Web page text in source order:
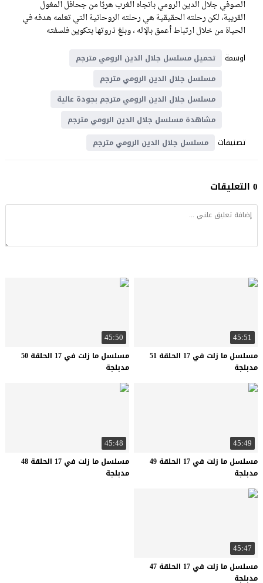
الصوفي جلال الدين الرومي باتجاه الغرب هربًا من جحافل المغول
القريبة، لكن رحلته الحقيقية هي رحلته الروحانية التي تعلمه هدفه في
الحياة من خلال ارتباط أعمق بالإله ، وبلغ ذروتها بتكوين فلسفته
اوسمة
تحميل مسلسل جلال الدين الرومي مترجم
مسلسل جلال الدين الرومي مترجم
مسلسل جلال الدين الرومي مترجم بجودة عالية
مشاهدة مسلسل جلال الدين الرومي مترجم
تصنيفات مسلسل جلال الدين الرومي مترجم
0 التعليقات
45:51
مسلسل ما زلت في 17 الحلقة 51
مدبلجة
45:50
مسلسل ما زلت في 17 الحلقة 50
مدبلجة
45:49
مسلسل ما زلت في 17 الحلقة 49
مدبلجة
45:48
مسلسل ما زلت في 17 الحلقة 48
مدبلجة
45:47
مسلسل ما زلت في 17 الحلقة 47
مدبلجة